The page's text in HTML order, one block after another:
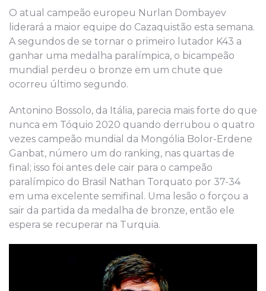
O atual campeão europeu Nurlan Dombayev
liderará a maior equipe do Cazaquistão esta semana.
A segundos de se tornar o primeiro lutador K43 a
ganhar uma medalha paralímpica, o bicampeão
mundial perdeu o bronze em um chute que
ocorreu último segundo.
Antonino Bossolo, da Itália, parecia mais forte do que
nunca em Tóquio 2020 quando derrubou o quatro
vezes campeão mundial da Mongólia Bolor-Erdene
Ganbat, número um do ranking, nas quartas de
final; isso foi antes dele cair para o campeão
paralímpico do Brasil Nathan Torquato por 37-34
em uma excelente semifinal. Uma lesão o forçou a
sair da partida da medalha de bronze, então ele
espera se recuperar na Turquia.